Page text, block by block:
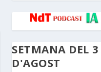
SETMANA DEL
D'AGOST